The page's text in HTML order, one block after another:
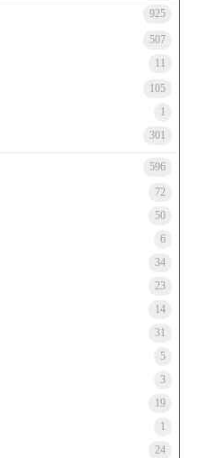
925
507
11
105
1
301
596
72
50
6
34
23
14
31
5
3
19
1
24